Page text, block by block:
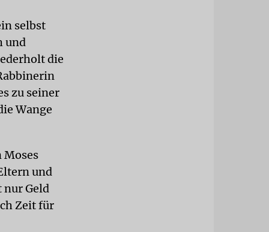
selbst
und
die
zu seiner
Wange
Moses
und
nur Geld
Zeit für